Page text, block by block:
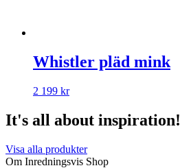
Whistler pläd mink
2 199 kr
It's all about inspiration!
Visa alla produkter
Om Inredningsvis Shop